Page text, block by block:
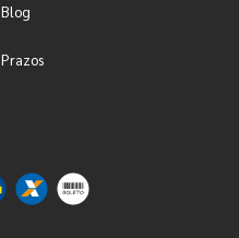
Blog
Prazos